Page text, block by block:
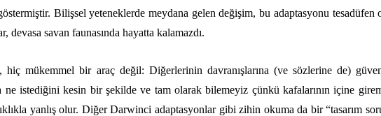
Bilişsel yeteneklerde meydana gelen değişim, bu adaptasyonu tesadüfen
devasa savan faunasında hayatta kalamazdı.
mükemmel bir araç değil: Diğerlerinin davranışlarına (ve sözlerine de)
ne istediğini kesin bir şekilde ve tam olarak bilemeyiz çünkü kafalarının içine
yanlış olur. Diğer Darwinci adaptasyonlar gibi zihin okuma da bir “tasarım